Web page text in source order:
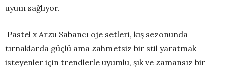
uyum sağlıyor.
Pastel x Arzu Sabancı oje setleri, kış sezonunda
tırnaklarda güçlü ama zahmetsiz bir stil yaratmak
isteyenler için trendlerle uyumlu, şık ve zamansız bir